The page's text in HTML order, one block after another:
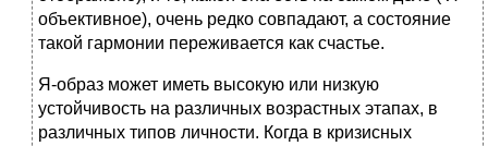
объективное), очень редко совпадают, а состояние
такой гармонии переживается как счастье.
Я-образ может иметь высокую или низкую
устойчивость на различных возрастных этапах, в
различных типов личности. Когда в кризисных